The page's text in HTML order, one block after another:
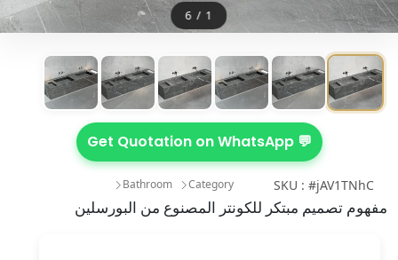
1
/
6
💬 Get Quotation on WhatsApp
Category
Bathroom SKU : #jAV1TNhC
مفهوم تصميم مبتكر للكونتر المصنوع من البورسلين